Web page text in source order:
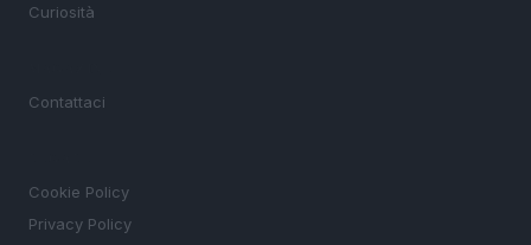
Curiosità
Contattaci
Cookie Policy
Privacy Policy